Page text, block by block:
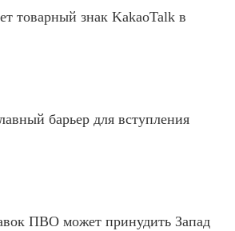
товарный знак KakaoTalk в
барьер для вступления
ПВО может принудить Запад